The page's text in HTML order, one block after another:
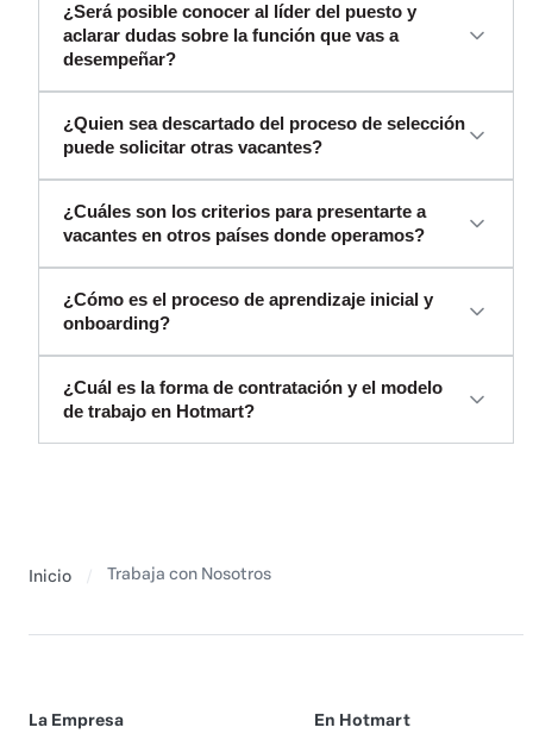
¿Será posible conocer al líder del puesto y
aclarar dudas sobre la función que vas a
desempeñar?
¿Quien sea descartado del proceso de selección
puede solicitar otras vacantes?
¿Cuáles son los criterios para presentarte a
vacantes en otros países donde operamos?
¿Cómo es el proceso de aprendizaje inicial y
onboarding?
¿Cuál es la forma de contratación y el modelo
de trabajo en Hotmart?
Inicio Trabaja con Nosotros
La Empresa En Hotmart